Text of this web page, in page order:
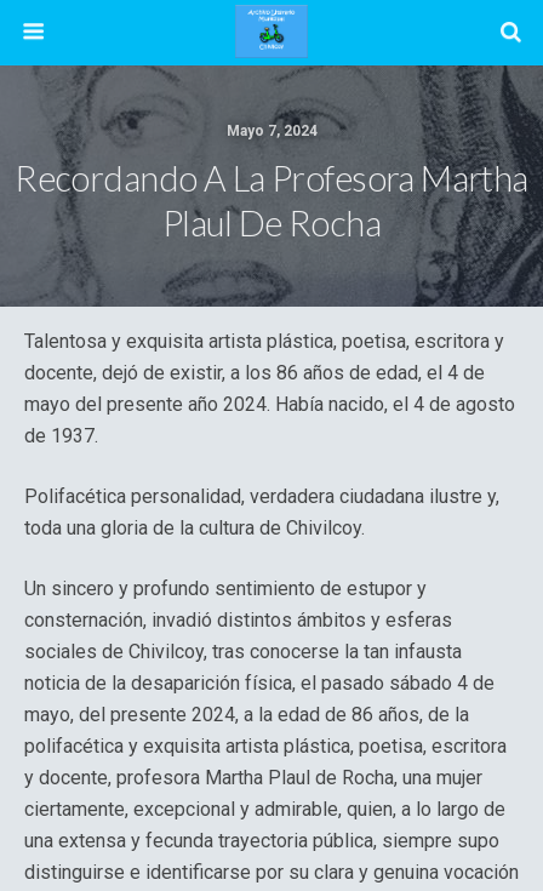
Mayo 7, 2024
Recordando A La Profesora Martha
Plaul De Rocha
Talentosa y exquisita artista plástica, poetisa, escritora y
docente, dejó de existir, a los 86 años de edad, el 4 de
mayo del presente año 2024. Había nacido, el 4 de agosto
de 1937.
Polifacética personalidad, verdadera ciudadana ilustre y,
toda una gloria de la cultura de Chivilcoy.
Un sincero y profundo sentimiento de estupor y
consternación, invadió distintos ámbitos y esferas
sociales de Chivilcoy, tras conocerse la tan infausta
noticia de la desaparición física, el pasado sábado 4 de
mayo, del presente 2024, a la edad de 86 años, de la
polifacética y exquisita artista plástica, poetisa, escritora
y docente, profesora Martha Plaul de Rocha, una mujer
ciertamente, excepcional y admirable, quien, a lo largo de
una extensa y fecunda trayectoria pública, siempre supo
distinguirse e identificarse por su clara y genuina vocación